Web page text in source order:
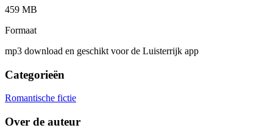
459 MB
Formaat
mp3 download en geschikt voor de Luisterrijk app
Categorieën
Romantische fictie
Over de auteur